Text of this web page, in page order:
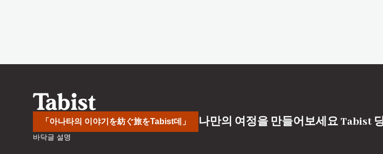
「아나타의 이야기を紡ぐ旅をTabist데」 나만의 여정을 만들어보세요 Tabist
바닥글 설명